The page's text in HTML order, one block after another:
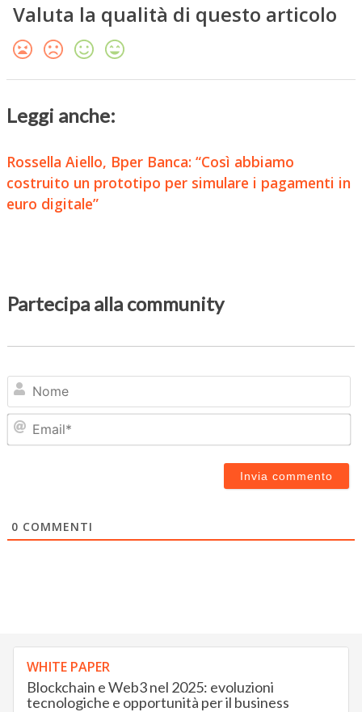
Valuta la qualità di questo articolo
Leggi anche:
Rossella Aiello, Bper Banca: “Così abbiamo
costruito un prototipo per simulare i pagamenti in
euro digitale”
Partecipa alla community
0 COMMENTI
WHITE PAPER
Blockchain e Web3 nel 2025: evoluzioni
tecnologiche e opportunità per il business